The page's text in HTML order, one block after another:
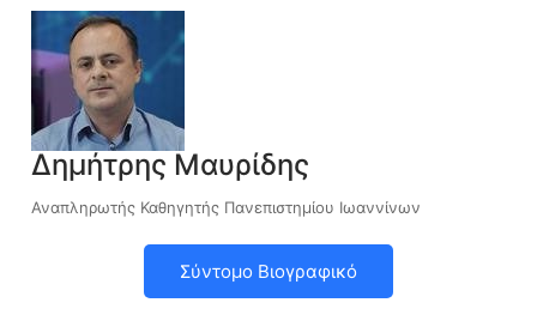
Δημήτρης Μαυρίδης
Αναπληρωτής Καθηγητής Πανεπιστημίου Ιωαννίνων
Σύντομο Βιογραφικό